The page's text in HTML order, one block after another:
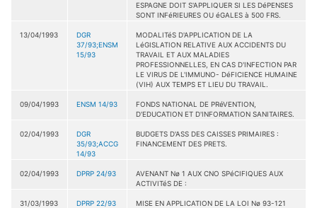
ESPAGNE DOIT S'APPLIQUER SI LES DéPENSES
SONT INFéRIEURES OU éGALES à 500 FRS.
13/04/1993
DGR
37/93;ENSM
15/93
MODALITéS D'APPLICATION DE LA
LéGISLATION RELATIVE AUX ACCIDENTS DU
TRAVAIL ET AUX MALADIES
PROFESSIONNELLES, EN CAS D'INFECTION PAR
LE VIRUS DE L'IMMUNO- DéFICIENCE HUMAINE
(VIH) AUX TEMPS ET LIEU DU TRAVAIL.
09/04/1993 ENSM 14/93
FONDS NATIONAL DE PRéVENTION,
D'EDUCATION ET D'INFORMATION SANITAIRES.
02/04/1993
DGR
35/93;ACCG
14/93
BUDGETS D'ASS DES CAISSES PRIMAIRES :
FINANCEMENT DES PRETS.
02/04/1993 DPRP 24/93
AVENANT Nø 1 AUX CNO SPéCIFIQUES AUX
ACTIVITéS DE :
31/03/1993 DPRP 22/93
MISE EN APPLICATION DE LA LOI Nø 93-121